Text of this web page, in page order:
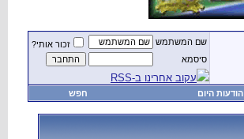
שם המשתמש
זכור אותי?
סיסמא
עקוב אחרינו ב-RSS
הודעות היום חפש